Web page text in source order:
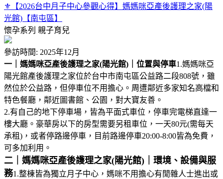
⚜︎【2026台中月子中心參觀心得】媽媽咪亞產後護理之家(陽
光館)【南屯區】
懷孕系列 親子育兒
參訪時間: 2025年12月
一｜媽媽咪亞產後護理之家(陽光館)｜位置與停車1.媽媽咪亞
陽光館產後護理之家位於台中市南屯區公益路二段808號，雖
然位於公益路，但停車位不用擔心。周遭鄰近多家知名高檔和
特色餐廳，鄰近圖書館、公園，對大寶友善。
2.有自己的地下停車場，皆為平面式車位，停車完電梯直達一
樓大廳。豪華房以下的房型需要另租車位，一天80元(需每天
承租)，或者停路邊停車，目前路邊停車20:00-8:00皆為免費，
可多加利用。
二｜媽媽咪亞產後護理之家(陽光館)｜環境、設備與服
務1.整棟皆為獨立月子中心，媽咪不用擔心有閒雜人士進出或